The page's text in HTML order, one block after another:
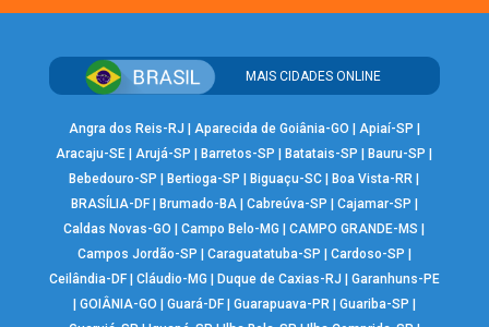
MAIS CIDADES ONLINE
Angra dos Reis-RJ Aparecida de Goiânia-GO Apiaí-SP
Aracaju-SE |Arujá-SP Barretos-SP Batatais-SP Bauru-SP
Bebedouro-SP
Bertioga-SP Biguaçu-SC Boa Vista-RR
BRASÍLIA-DF| Brumado-BA| Cabreúva-SP Cajamar-SP
Caldas Novas-GO
|Campo Belo-MG |CAMPO GRANDE-MS
Campos Jordão-SP
Caraguatatuba-SP Cardoso-SP
Ceilândia-DF| Cláudio-MG Duque de Caxias-RJ
Garanhuns-PE
GOIÂNIA-GO Guará-DF| Guarapuava-PR| Guariba-SP